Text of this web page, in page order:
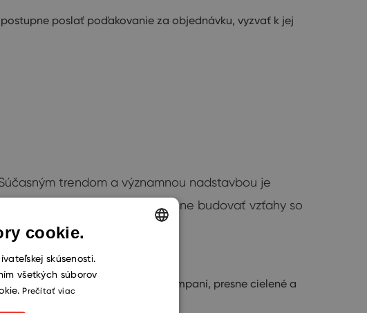
poslať poďakovanie za objednávku, vyzvať k jej
trendom a významnou nadstavbou je
anonymity a začať skutočne budovať vzťahy so
pre personalizáciu mailových kampaní, presne cielené a
cookie.
skúsenosti.
všetkých súborov
Prečítať viac